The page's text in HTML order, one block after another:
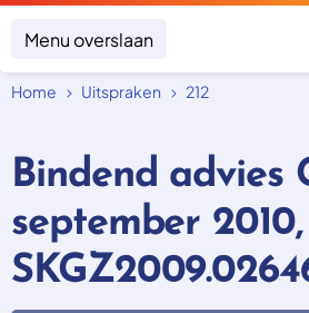
Menu overslaan
Onderwerpen
Zorgverzekering afsluiten
Zorgverzekering betalen
Vergoeding van zorg
Zorg in het buitenland
Focus en impact
Uitspraken
Home Uitspraken 212
Bindend advies
september 2010,